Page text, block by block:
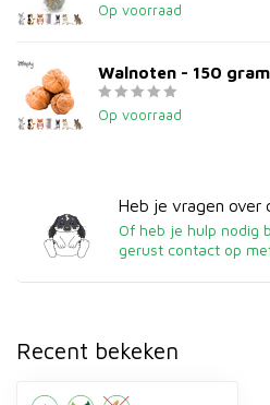
Op voorraad
Walnoten - 150 gram
Op voorraad
Heb je vragen over
Of heb je hulp nodig
gerust contact op
Recent bekeken